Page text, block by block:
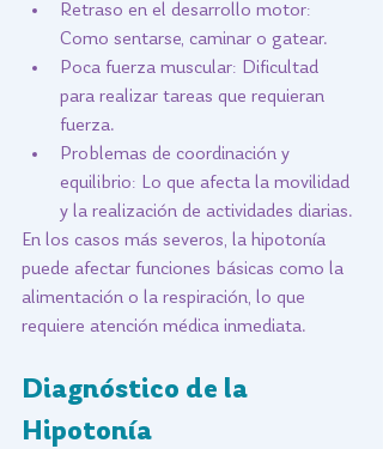
Retraso en el desarrollo motor:
Como sentarse, caminar o gatear.
Poca fuerza muscular: Dificultad
para realizar tareas que requieran
fuerza.
Problemas de coordinación y
equilibrio: Lo que afecta la movilidad
y la realización de actividades diarias.
En los casos más severos, la hipotonía
puede afectar funciones básicas como la
alimentación o la respiración, lo que
requiere atención médica inmediata.
Diagnóstico de la
Hipotonía